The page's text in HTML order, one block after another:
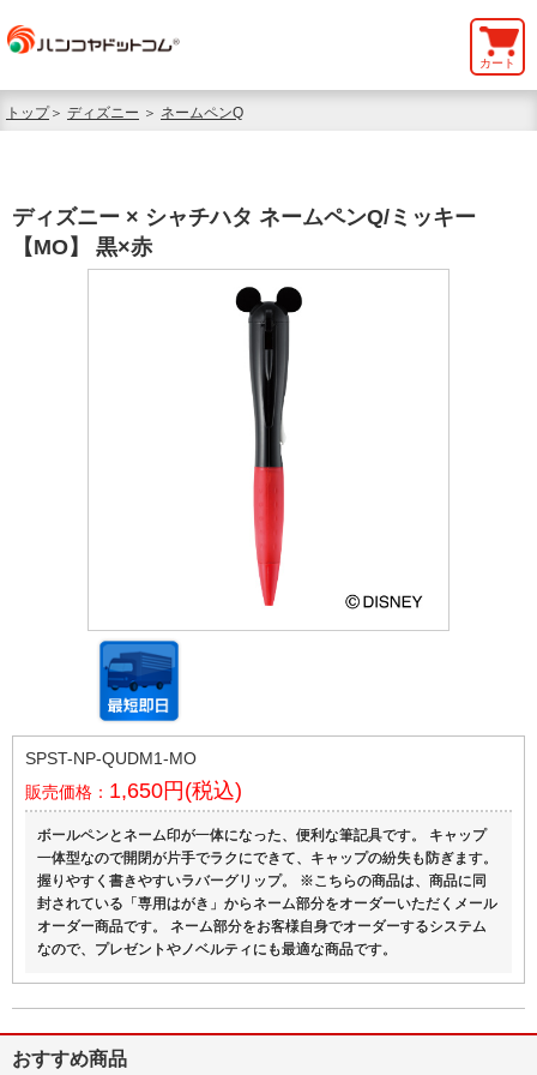
カート
トップ＞ ディズニー ＞ ネームペンQ
ディズニー × シャチハタ ネームペンQ/ミッキー
【MO】 黒×赤
SPST-NP-QUDM1-MO
販売価格： 1,650円(税込)
ボールペンとネーム印が一体になった、便利な筆記具です。 キャップ
一体型なので開閉が片手でラクにできて、キャップの紛失も防ぎます。
握りやすく書きやすいラバーグリップ。 ※こちらの商品は、商品に同
封されている「専用はがき」からネーム部分をオーダーいただくメール
オーダー商品です。 ネーム部分をお客様自身でオーダーするシステム
なので、プレゼントやノベルティにも最適な商品です。
おすすめ商品